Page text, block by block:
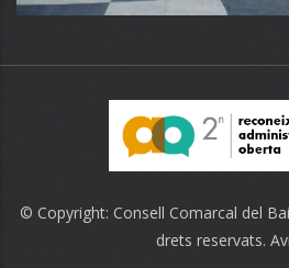
© Copyright: Consell Comarcal del
drets reservats.